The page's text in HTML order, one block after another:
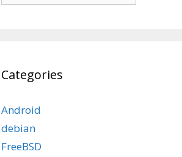
Categories
Android
debian
FreeBSD